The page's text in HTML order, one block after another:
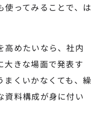
使ってみることで、は
高めたいなら、社内
大きな場面で発表す
まくいかなくても、繰
資料構成が身に付い